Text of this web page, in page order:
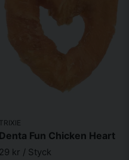
TRIXIE
Denta Fun Chicken Heart
29 kr / Styck